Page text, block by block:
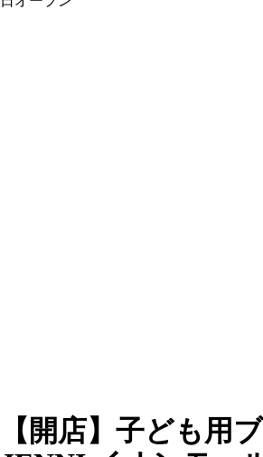
【開店】子ども用